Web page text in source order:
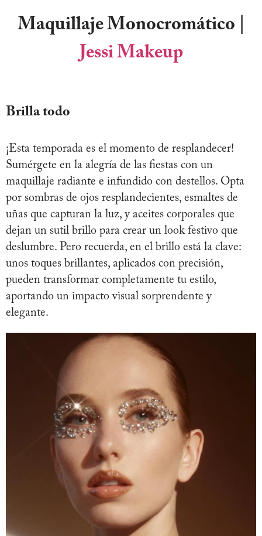
Maquillaje Monocromático
Jessi Makeup
Brilla todo
¡Esta temporada es el momento de resplandecer!
Sumérgete en la alegría de las fiestas con un
maquillaje radiante e infundido con destellos. Opta
por sombras de ojos resplandecientes, esmaltes de
uñas que capturan la luz, y aceites corporales que
dejan un sutil brillo para crear un look festivo que
deslumbre. Pero recuerda, en el brillo está la clave:
unos toques brillantes, aplicados con precisión,
pueden transformar completamente tu estilo,
aportando un impacto visual sorprendente y
elegante.